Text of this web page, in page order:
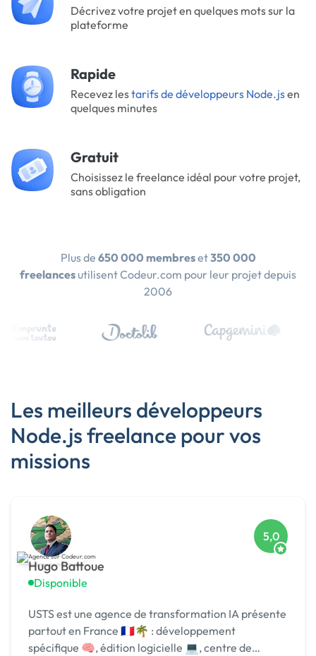
Décrivez votre projet en quelques mots sur la
plateforme
Rapide
Recevez lestarifs de développeurs Node.jsen
quelques minutes
Gratuit
Choisissez le freelance idéal pour votre projet,
sans obligation
Plus de 650 000 membreset350 000
freelances utilisent Codeur.com pour leur projet depuis
2006
Les meilleurs développeurs
Node.js freelance pour vos
missions
Hugo Battoue
Disponible
5,0
USTS est une agence de transformation IA présente
partout en France 🇫🇷🌴 : développement
spécifique 🧠, édition logicielle 💻, centre de